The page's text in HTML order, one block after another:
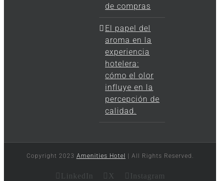
de compras
El papel del
aroma en la
experiencia
hotelera:
cómo el olor
influye en la
percepción de
calidad.
Copyright 2023 Amenities Hotel | All Rights Reserved.
LinkedIn X Instagram